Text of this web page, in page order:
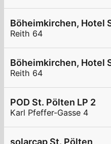
Böheimkirchen, Hotel
Reith 64
Böheimkirchen, Hotel
Reith 64
POD St. Pölten LP 2
Karl Pfeffer-Gasse 4
solarcap St. Pölten